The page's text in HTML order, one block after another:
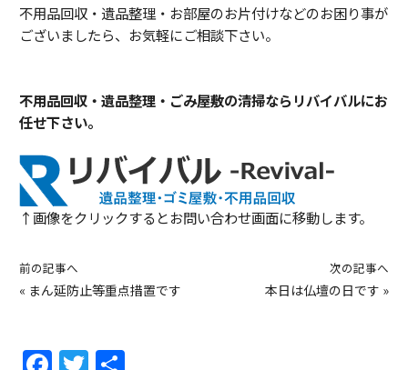
不用品回収・遺品整理・お部屋のお片付けなどのお困り事が
ございましたら、お気軽にご相談下さい。
不用品回収・遺品整理・ごみ屋敷の清掃ならリバイバルにお
任せ下さい。
↑画像をクリックするとお問い合わせ画面に移動します。
前の記事へ
« まん延防止等重点措置です
次の記事へ
本日は仏壇の日です »